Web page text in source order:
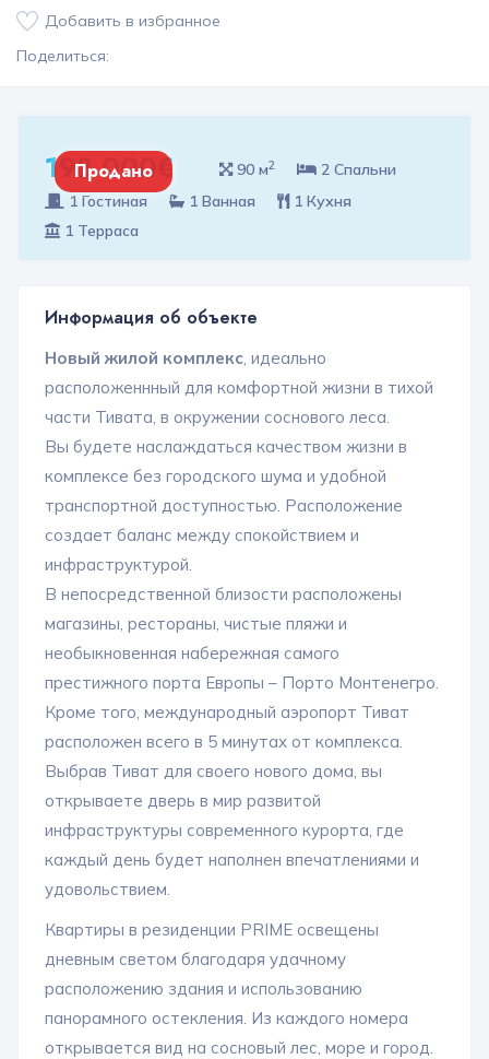
Добавить в избранное
Поделиться:
198 000€
Продано 90 м2
2 Спальни
1 Гостиная
1 Ванная
1 Кухня
1 Терраса
Информация об объекте
Новый жилой комплекс , идеально
расположеннный для комфортной жизни в тихой
части Тивата, в окружении соснового леса.
Вы будете наслаждаться качеством жизни в
комплексе без городского шума и удобной
транспортной доступностью. Расположение
создает баланс между спокойствием и
инфраструктурой.
В непосредственной близости расположены
магазины, рестораны, чистые пляжи и
необыкновенная набережная самого
престижного порта Европы – Порто Монтенегро.
Кроме того, международный аэропорт Тиват
расположен всего в 5 минутах от комплекса.
Выбрав Тиват для своего нового дома, вы
открываете дверь в мир развитой
инфраструктуры современного курорта, где
каждый день будет наполнен впечатлениями и
удовольствием.
Квартиры в резиденции PRIME освещены
дневным светом благодаря удачному
расположению здания и использованию
панорамного остекления. Из каждого номера
открывается вид на сосновый лес, море и город.